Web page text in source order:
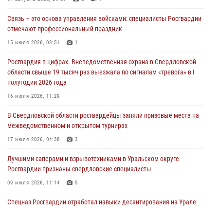
Росгвардия приняла участие в межведомственном
антитеррористическом учении в Свердловской области
31 июля 2026, 12:27 1
Росгвардия обеспечивает безопасность граждан на южном
направлении
31 июля 2026, 06:56
рассказал об итогах работы подразделения в эфире телекомпании
«Телекон»
30 июля 2026, 11:33 1
Связь – это основа управления войсками: специалисты Росгвардии
отмечают профессиональный праздник
15 июля 2026, 03:51 1
Росгвардия в цифрах. Вневедомственная охрана в Свердловской
области свыше 19 тысяч раз выезжала по сигналам «тревога» в I
полугодии 2026 года
16 июля 2026, 11:29
В Свердловской области росгвардейцы заняли призовые места на
межведомственном и открытом турнирах
17 июля 2026, 04:38 3
Лучшими саперами и взрывотехниками в Уральском округе
Росгвардии признаны свердловские специалисты
09 июля 2026, 11:14 5
Спецназ Росгвардии отработал навыки десантирования на Урале